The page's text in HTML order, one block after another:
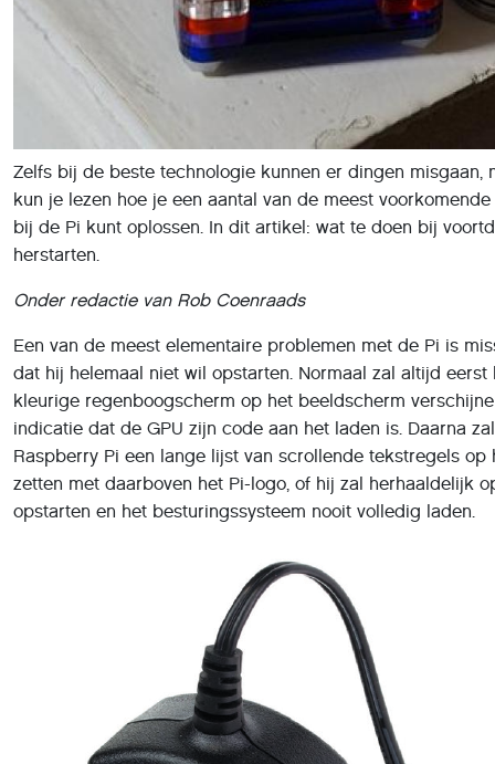
Zelfs bij de beste technologie kunnen er dingen misgaan,
kun je lezen hoe je een aantal van de meest
bij de Pi kunt oplossen. In dit artikel: wat te doen bij
herstarten.
Onder redactie van Rob Coenraads
Een van de meest elementaire problemen met de Pi is
kleurige regenboogscherm op het beeldscherm
indicatie dat de GPU zijn code aan het laden is. Daarna
Raspberry Pi een lange lijst van scrollende tekstregels op
zetten met daarboven het Pi-logo, of hij zal herhaaldelijk
opstarten en het besturingssysteem nooit volledig laden.